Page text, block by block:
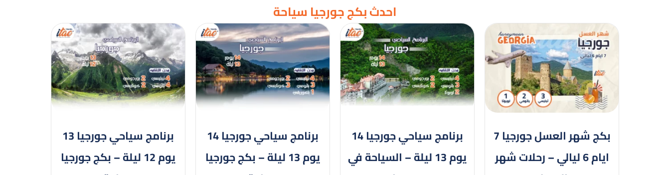
احدث بكج جورجيا سياحة
بكج شهر العسل جورجيا 7
ايام 6 ليالي – رحلات شهر
برنامج سياحي جورجيا 14
يوم 13 ليلة – السياحة في
برنامج سياحي جورجيا 14
يوم 13 ليلة – بكج جورجيا
برنامج سياحي جورجيا 13
يوم 12 ليلة – بكج جورجيا